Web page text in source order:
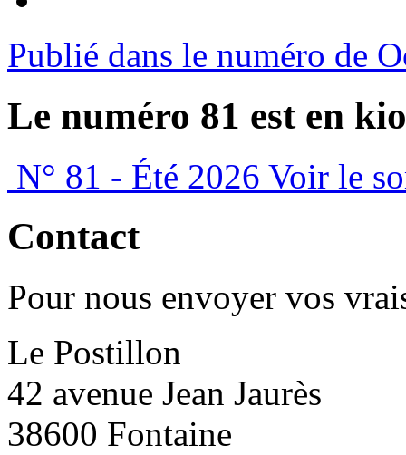
Publié dans le numéro de
Le numéro 81 est en
N° 81 - Été 2026 Voir le
Contact
Pour nous envoyer vos
Le Postillon
42 avenue Jean Jaurès
38600 Fontaine